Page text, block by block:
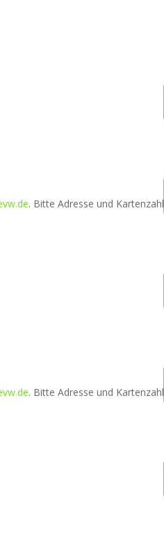
. Bitte Adresse und Kartenzahl
. Bitte Adresse und Kartenzahl